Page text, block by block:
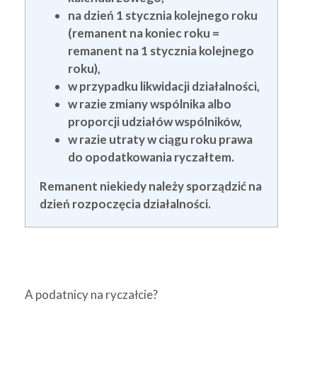
na dzień 1 stycznia kolejnego roku
(remanent na koniec roku =
remanent na 1 stycznia kolejnego
roku),
w przypadku likwidacji działalności,
w razie zmiany wspólnika albo
proporcji udziałów wspólników,
w razie utraty w ciągu roku prawa
do opodatkowania ryczałtem.
Remanent niekiedy należy sporządzić na
dzień rozpoczęcia działalności.
A podatnicy na ryczałcie?